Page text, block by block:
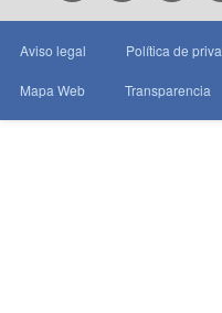
Aviso legal Política de
Mapa Web Transparencia